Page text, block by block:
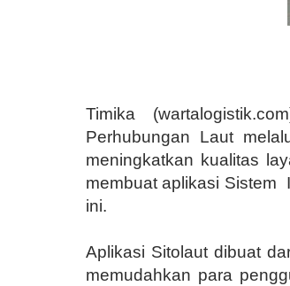
Timika
Perhubungan Laut
meningkatkan kualitas
membuat aplikasi Sistem
ini.
Aplikasi Sitolaut dibuat
memudahkan para